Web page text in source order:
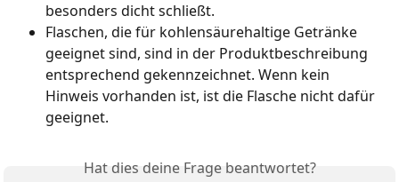
besonders dicht schließt.
Flaschen, die für kohlensäurehaltige Getränke
geeignet sind, sind in der Produktbeschreibung
entsprechend gekennzeichnet. Wenn kein
Hinweis vorhanden ist, ist die Flasche nicht dafür
geeignet.
Hat dies deine Frage beantwortet?